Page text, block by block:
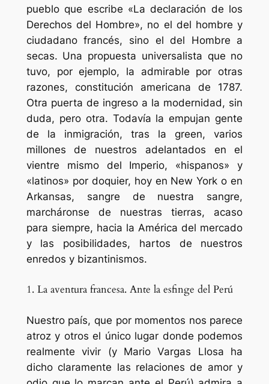
pueblo que escribe «La declaración de los
Derechos del Hombre», no el del hombre y
ciudadano francés, sino el del Hombre a
secas. Una propuesta universalista que no
tuvo, por ejemplo, la admirable por otras
razones, constitución americana de 1787.
Otra puerta de ingreso a la modernidad, sin
duda, pero otra. Todavía la empujan gente
de la inmigración, tras la green, varios
millones de nuestros adelantados en el
vientre mismo del Imperio, «hispanos» y
«latinos» por doquier, hoy en New York o en
Arkansas, sangre de nuestra sangre,
marcháronse de nuestras tierras, acaso
para siempre, hacia la América del mercado
y las posibilidades, hartos de nuestros
enredos y bizantinismos.
1. La aventura francesa. Ante la esfinge del Perú
Nuestro país, que por momentos nos parece
atroz y otros el único lugar donde podemos
realmente vivir (y Mario Vargas Llosa ha
dicho claramente las relaciones de amor y